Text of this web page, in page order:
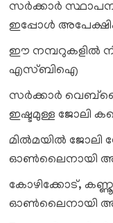
സര്‍ക്കാര്‍
ഇപ്പോൾ
ഈ നമ്പറുകളിൽ
എസ്ബിഐ
സർക്കാർ
ഇഷ്ടമുള്ള ജോലി
മിൽമയിൽ ജോലി
ഓൺലൈനായി
കോഴിക്കോട്,
ഓൺലൈനായി